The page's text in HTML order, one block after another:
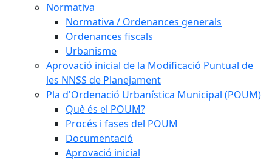
Normativa
Normativa / Ordenances generals
Ordenances fiscals
Urbanisme
Aprovació inicial de la Modificació Puntual de
les NNSS de Planejament
Pla d'Ordenació Urbanística Municipal (POUM)
Què és el POUM?
Procés i fases del POUM
Documentació
Aprovació inicial